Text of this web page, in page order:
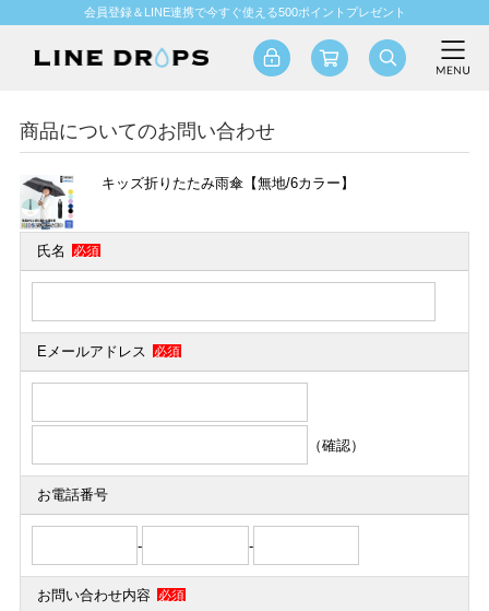
会員登録＆LINE連携で今すぐ使える500ポイントプレゼント
商品についてのお問い合わせ
キッズ折りたたみ雨傘【無地/6カラー】
氏名 必須
Eメールアドレス 必須
（確認）
お電話番号
- -
お問い合わせ内容 必須